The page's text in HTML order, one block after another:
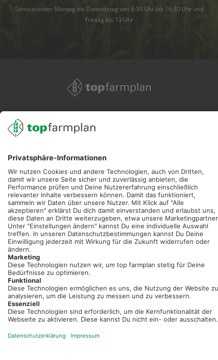
Servicezeiten: Montag bis Donnerstag von 8:30 Uhr bis 16:30 Uhr und
Freitag bis 13 Uhr
service@topfarmplan.de
Sei immer auf dem Laufenden!
Neue Features, spannende Tipps und hilfreiche Anleitungen!
Registriere dich kostenlos!
einfach und bequem!
Kostenlos registrieren & sofort starten